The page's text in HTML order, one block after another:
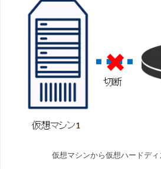
仮想マシンから仮想ハードデ